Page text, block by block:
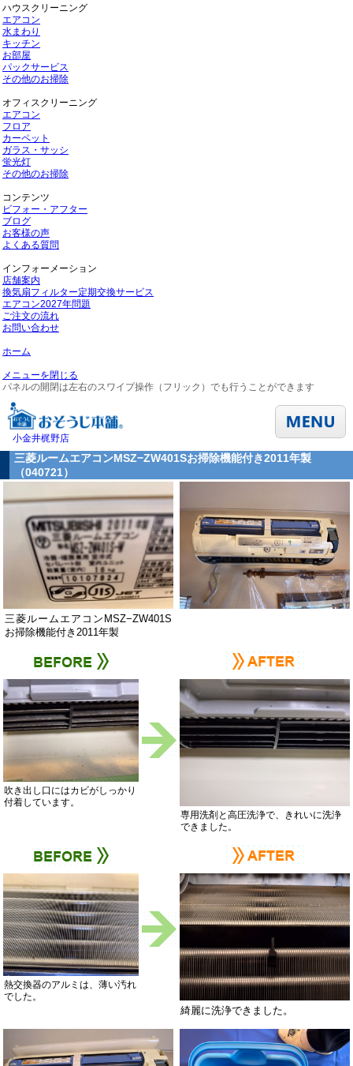
ハウスクリーニング
エアコン
水まわり
キッチン
お部屋
パックサービス
その他のお掃除
オフィスクリーニング
エアコン
フロア
カーペット
ガラス・サッシ
蛍光灯
その他のお掃除
コンテンツ
ビフォー・アフター
ブログ
お客様の声
よくある質問
インフォーメーション
店舗案内
換気扇フィルター定期交換サービス
エアコン2027年問題
ご注文の流れ
お問い合わせ
ホーム
メニューを閉じる
パネルの開閉は左右のスワイプ操作（フリック）でも行うことができます
小金井梶野店
三菱ルームエアコンMSZ−ZW401Sお掃除機能付き2011年製
（040721）
三菱ルームエアコンMSZ−ZW401S
お掃除機能付き2011年製
吹き出し口にはカビがしっかり
付着しています。
専用洗剤と高圧洗浄で、きれいに洗浄
できました。
熱交換器のアルミは、薄い汚れ
でした。
綺麗に洗浄できました。